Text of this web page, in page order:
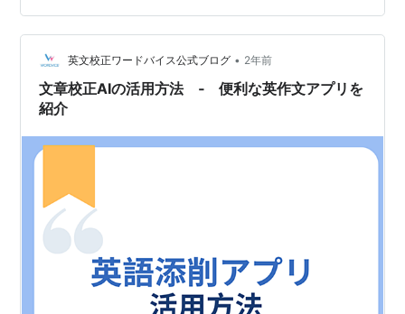
な英語添削AIツールの中で 文章の質を一段階アップグレ
ードしてくれる 最も優秀なツールはどれなのでしょう
か？ 今回は3つの英語添削AIツールを比較・分析してみ
ましたので、 ツール選…
英文校正ワードバイス公式ブログ • 2年前
文章校正AIの活用方法 ‐ 便利な英作文アプリを
紹介